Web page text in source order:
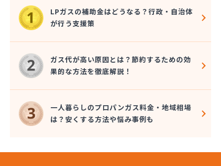
株式会社カネ庄
株式会社クラシアン岡崎支社
株式会社コクネ
株式会社コザカヤ 春日井営業所
株式会社コジマガス
株式会社コジマガス ライフアップサポート
株式会社コンプロ産工
株式会社シェル石油豊橋LPG充填工場
株式会社しんせきプロパン部
株式会社スギサン化学
株式会社スマイルガステクノロジー
LPガスの補助金はどうなる？行政・自治体
が行う支援策
ガス代が高い原因とは？節約するための効
果的な方法を徹底解説！
一人暮らしのプロパンガス料金・地域相場
は？安くする方法や悩み事例も